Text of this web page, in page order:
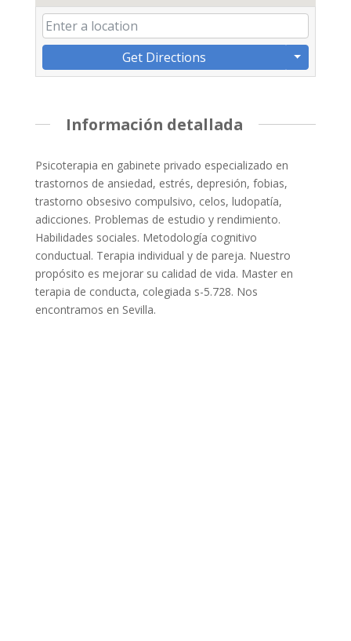
Get Directions
Información detallada
Psicoterapia en gabinete privado especializado en
trastornos de ansiedad, estrés, depresión, fobias,
trastorno obsesivo compulsivo, celos, ludopatía,
adicciones. Problemas de estudio y rendimiento.
Habilidades sociales. Metodología cognitivo
conductual. Terapia individual y de pareja. Nuestro
propósito es mejorar su calidad de vida. Master en
terapia de conducta, colegiada s-5.728. Nos
encontramos en Sevilla.